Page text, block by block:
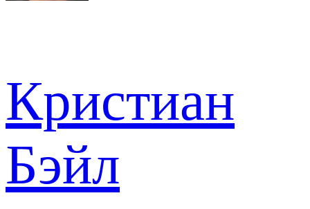
Кристиан
Бэйл